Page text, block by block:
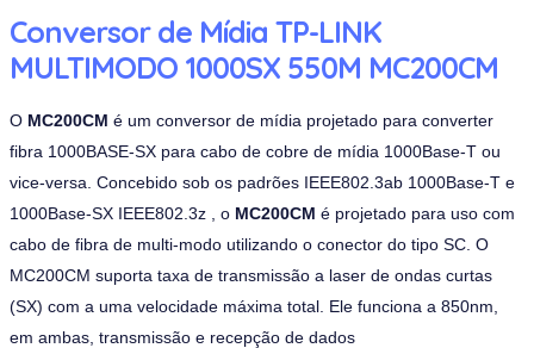
Conversor de Mídia TP-LINK
MULTIMODO 1000SX 550M MC200CM
O MC200CM é um conversor de mídia projetado para converter
fibra 1000BASE-SX para cabo de cobre de mídia 1000Base-T ou
vice-versa. Concebido sob os padrões IEEE802.3ab 1000Base-T e
1000Base-SX IEEE802.3z , o MC200CM é projetado para uso com
cabo de fibra de multi-modo utilizando o conector do tipo SC. O
MC200CM suporta taxa de transmissão a laser de ondas curtas
(SX) com a uma velocidade máxima total. Ele funciona a 850nm,
em ambas, transmissão e recepção de dados